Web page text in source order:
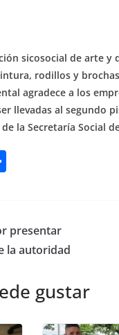
sicosocial de arte
rodillos y
agradece a los
llevadas al segundo
la Secretaría Social
e
presentar
la autoridad
gustar